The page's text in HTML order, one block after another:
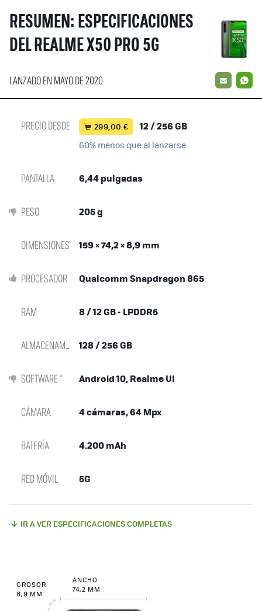
RESUMEN: ESPECIFICACIONES
DEL REALME X50 PRO 5G
LANZADO EN MAYO DE 2020 EMAIL
PRECIO DESDE 299,00 € 12 / 256 GB
60% menos que al lanzarse
PANTALLA 6,44 pulgadas
PESO 205 g
DIMENSIONES 159 × 74,2 × 8,9 mm
PROCESADOR Qualcomm Snapdragon 865
RAM 8 / 12 GB - LPDDR5
ALMACENAMIENTO 128 / 256 GB
SOFTWARE * Android 10, Realme UI
CÁMARA 4 cámaras, 64 Mpx
BATERÍA 4.200 mAh
RED MÓVIL 5G
IR A VER ESPECIFICACIONES COMPLETAS
GROSOR
8,9 MM
ANCHO
74,2 MM